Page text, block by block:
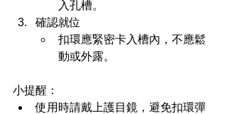
入孔槽。
確認就位
扣環應緊密卡入槽內，不應鬆
動或外露。
小提醒：
使用時請戴上護目鏡，避免扣環彈